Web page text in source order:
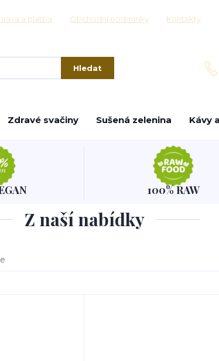
a platba Obchodní podmínky Kontakty
Hledat
Zdravé svačiny Sušená zelenina Kávy
100% RAW
Z naší nabídky